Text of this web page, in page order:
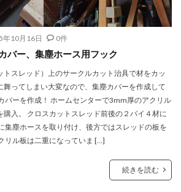
年10月16日 0件
バー、集塵ホース用フック
トスレッド）上のサークルカット治具で材をカッ
舞ってしまい大変なので、集塵カバーを作成して
バーを作成！ ホームセンターで3mm厚のアクリル
入。 クロスカットスレッド前後の２バイ４材に
集塵ホースを取り付け、後方ではスレッドの板を
リル板は二重になっていま […]
続きを読む